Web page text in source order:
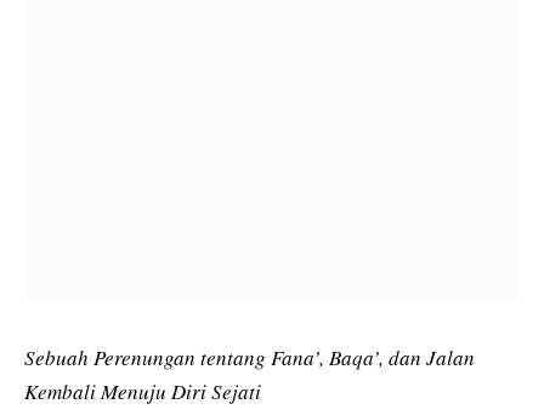
Sebuah Perenungan tentang Fana’, Baqa’, dan Jalan
Kembali Menuju Diri Sejati